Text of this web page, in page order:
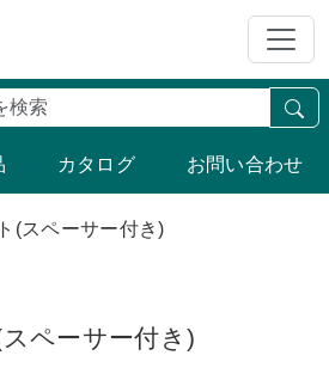
カタログ お問い合わせ
(スペーサー付き)
ペーサー付き)